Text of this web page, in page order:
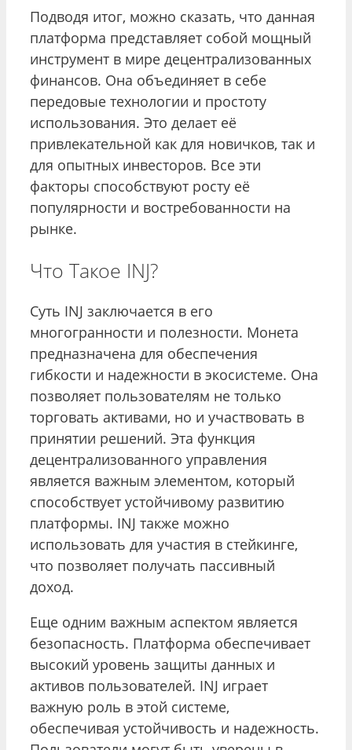
Подводя итог, можно сказать, что данная
платформа представляет собой мощный
инструмент в мире децентрализованных
финансов. Она объединяет в себе
передовые технологии и простоту
использования. Это делает её
привлекательной как для новичков, так и
для опытных инвесторов. Все эти
факторы способствуют росту её
популярности и востребованности на
рынке.
Что Такое INJ?
Суть INJ заключается в его
многогранности и полезности. Монета
предназначена для обеспечения
гибкости и надежности в экосистеме. Она
позволяет пользователям не только
торговать активами, но и участвовать в
принятии решений. Эта функция
децентрализованного управления
является важным элементом, который
способствует устойчивому развитию
платформы. INJ также можно
использовать для участия в стейкинге,
что позволяет получать пассивный
доход.
Еще одним важным аспектом является
безопасность. Платформа обеспечивает
высокий уровень защиты данных и
активов пользователей. INJ играет
важную роль в этой системе,
обеспечивая устойчивость и надежность.